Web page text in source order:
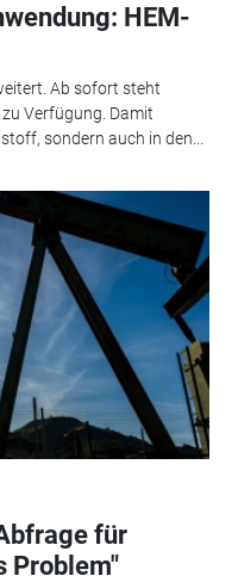
HEM-
Ab sofort steht
Verfügung. Damit
sondern auch in den...
für
Problem"